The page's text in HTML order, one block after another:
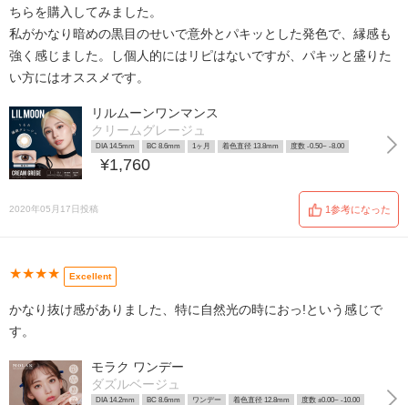
ちらを購入してみました。
私がかなり暗めの黒目のせいで意外とパキッとした発色で、縁感も
強く感じました。し個人的にはリピはないですが、パキッと盛りた
い方にはオススメです。
リルムーンワンマンス
クリームグレージュ
DIA 14.5mm BC 8.6mm 1ヶ月 着色直径 13.8mm 度数 -0.50~ -8.00
¥1,760
2020年05月17日投稿 1参考になった
★★★★ Excellent
かなり抜け感がありました、特に自然光の時におっ!という感じで
す。
モラク ワンデー
ダズルベージュ
DIA 14.2mm BC 8.6mm ワンデー 着色直径 12.8mm 度数 ±0.00~ -10.00